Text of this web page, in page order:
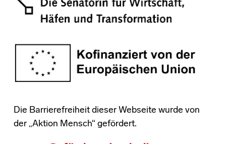
Die Barrierefreiheit dieser Webseite wurde von
der „Aktion Mensch“ gefördert.